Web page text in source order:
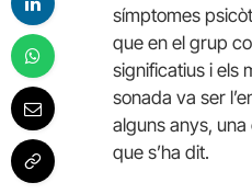
símptomes
que en el grup
significatius i els
sonada va ser
alguns anys,
que s’ha dit.